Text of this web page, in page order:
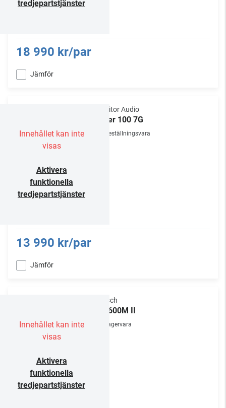
tredjepartstjänster
18 990 kr/par
Jämför
Innehållet kan inte
visas
Aktivera
funktionella
tredjepartstjänster
Monitor Audio
Silver 100 7G
Beställningsvara
13 990 kr/par
Jämför
Innehållet kan inte
visas
Aktivera
funktionella
tredjepartstjänster
Klipsch
RP-600M II
Lagervara